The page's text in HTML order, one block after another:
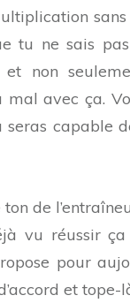
tu ne sais
non
avec ça.
capable
de
vu réussir
pour
et tope-